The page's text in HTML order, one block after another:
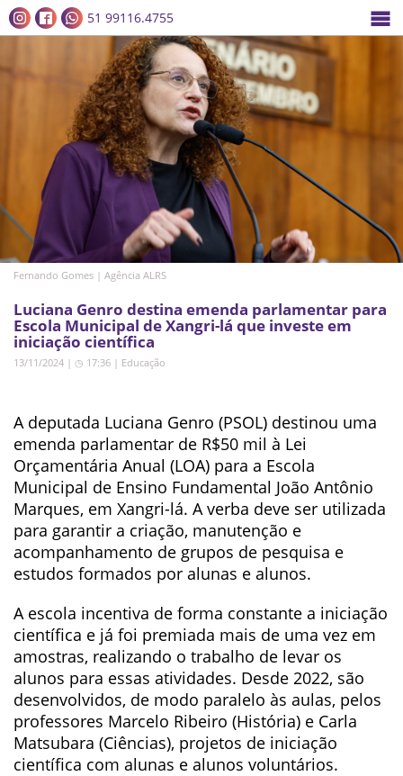
51 99116.4755
Fernando Gomes | Agência ALRS
Luciana Genro destina emenda parlamentar para
Escola Municipal de Xangri-lá que investe em
iniciação científica
13/11/2024 | ◷ 17:36 | Educação
A deputada Luciana Genro (PSOL) destinou uma
emenda parlamentar de R$50 mil à Lei
Orçamentária Anual (LOA) para a Escola
Municipal de Ensino Fundamental João Antônio
Marques, em Xangri-lá. A verba deve ser utilizada
para garantir a criação, manutenção e
acompanhamento de grupos de pesquisa e
estudos formados por alunas e alunos.
A escola incentiva de forma constante a iniciação
científica e já foi premiada mais de uma vez em
amostras, realizando o trabalho de levar os
alunos para essas atividades. Desde 2022, são
desenvolvidos, de modo paralelo às aulas, pelos
professores Marcelo Ribeiro (História) e Carla
Matsubara (Ciências), projetos de iniciação
científica com alunas e alunos voluntários.